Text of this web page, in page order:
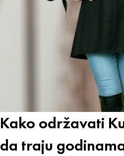
Kako održavati
da traju